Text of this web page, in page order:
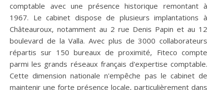
comptable avec une présence historique remontant à
1967. Le cabinet dispose de plusieurs implantations à
Châteauroux, notamment au 2 rue Denis Papin et au 12
boulevard de la Valla. Avec plus de 3000 collaborateurs
répartis sur 150 bureaux de proximité, Fiteco compte
parmi les grands réseaux français d'expertise comptable.
Cette dimension nationale n'empêche pas le cabinet de
maintenir une forte présence locale, particulièrement dans